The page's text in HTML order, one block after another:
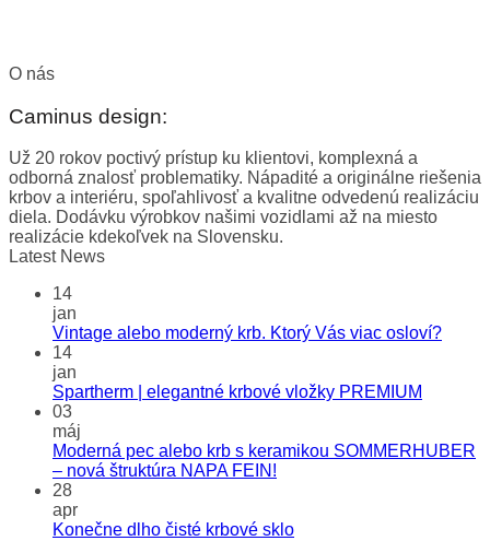
O nás
Caminus design:
Už 20 rokov poctivý prístup ku klientovi, komplexná a
odborná znalosť problematiky. Nápadité a originálne riešenia
krbov a interiéru, spoľahlivosť a kvalitne odvedenú realizáciu
diela. Dodávku výrobkov našimi vozidlami až na miesto
realizácie kdekoľvek na Slovensku.
Latest News
14
jan
Vintage alebo moderný krb. Ktorý Vás viac osloví?
14
jan
Spartherm | elegantné krbové vložky PREMIUM
03
máj
Moderná pec alebo krb s keramikou SOMMERHUBER
– nová štruktúra NAPA FEIN!
28
apr
Konečne dlho čisté krbové sklo